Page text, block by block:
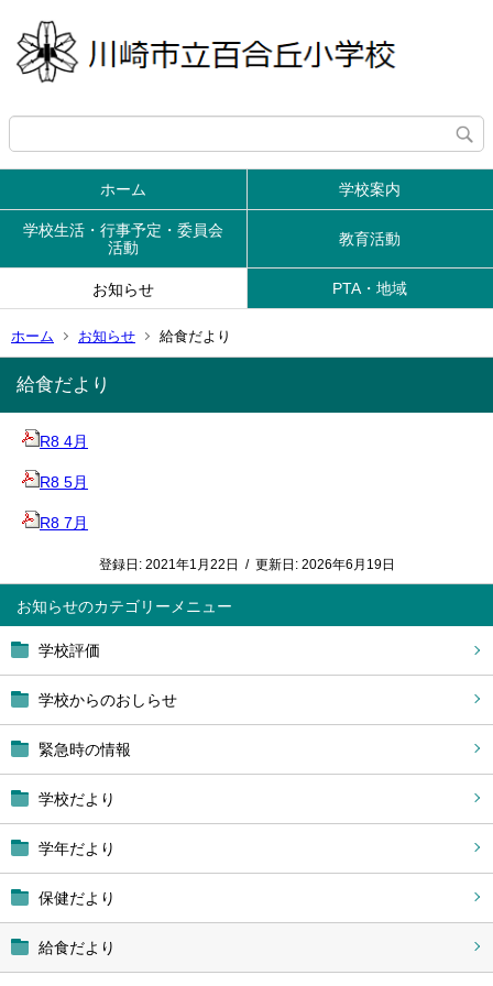
ホーム 学校案内
学校生活・行事予定・委員会
活動
教育活動
お知らせ PTA・地域
ホーム お知らせ 給食だより
お知らせ
学校評価
学校からのおしらせ
緊急時の情報
学校だより
学年だより
保健だより
給食だより
給食だより
R8 4月
R8 5月
R8 7月
登録日: 2021年1月22日 / 更新日: 2026年6月19日